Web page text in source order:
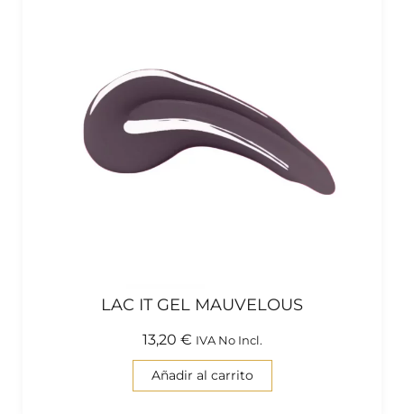
LAC IT GEL MAUVELOUS
13,20 € IVA No Incl.
Añadir al carrito